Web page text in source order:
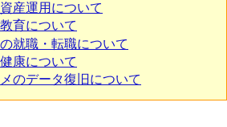
産運用について
育について
就職・転職について
康について
のデータ復旧について